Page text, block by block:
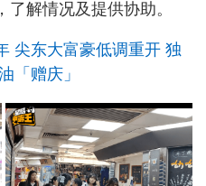
解情况及提供协助。
尖东大富豪低调重开 独
「赠庆」